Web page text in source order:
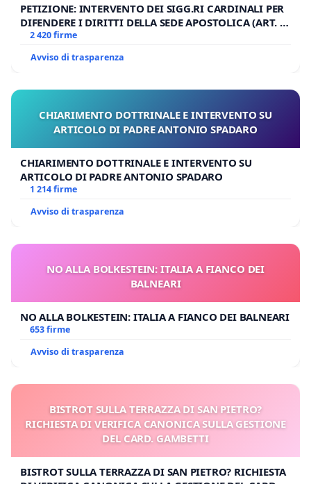
PETIZIONE: INTERVENTO DEI SIGG.RI CARDINALI PER
DIFENDERE I DIRITTI DELLA SEDE APOSTOLICA (ART. 3
UDG)
2 420 firme
Avviso di trasparenza
CHIARIMENTO DOTTRINALE E INTERVENTO SU
ARTICOLO DI PADRE ANTONIO SPADARO
CHIARIMENTO DOTTRINALE E INTERVENTO SU
ARTICOLO DI PADRE ANTONIO SPADARO
1 214 firme
Avviso di trasparenza
NO ALLA BOLKESTEIN: ITALIA A FIANCO DEI
BALNEARI
NO ALLA BOLKESTEIN: ITALIA A FIANCO DEI BALNEARI
653 firme
Avviso di trasparenza
BISTROT SULLA TERRAZZA DI SAN PIETRO?
RICHIESTA DI VERIFICA CANONICA SULLA GESTIONE
DEL CARD. GAMBETTI
BISTROT SULLA TERRAZZA DI SAN PIETRO? RICHIESTA